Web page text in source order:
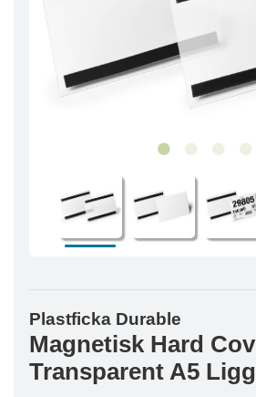
Plastficka Durable
Magnetisk Hard
Transparent A5